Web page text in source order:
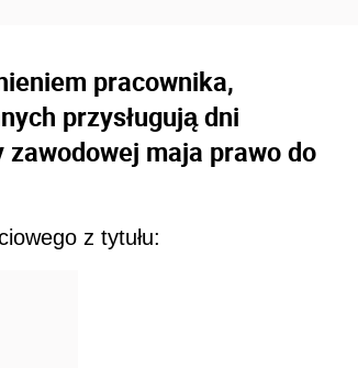
pracownika,
przysługują dni
maja prawo do
z tytułu: